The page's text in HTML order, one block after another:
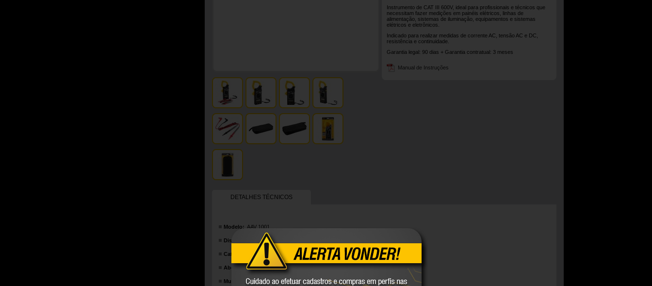
Instrumento de CAT III 600V, ideal para profissionais e técnicos que
necessitam fazer medições em painéis elétricos, linhas de
alimentação, sistemas de iluminação, equipamentos e sistemas
elétricos e eletrônicos.
Indicado para realizar medidas de corrente AC, tensão AC e DC,
resistência e continuidade.
Garantia legal: 90 dias + Garantia contratual: 3 meses
Manual de Instruções
DETALHES TÉCNICOS
Modelo: AAV 1001
Display/contagem:
Categoria/classificação de segurança: CAT III 600 V / CAT II 1.000 V
Abertura de garra: 50,0 mm
Mudança de faixa: Manual